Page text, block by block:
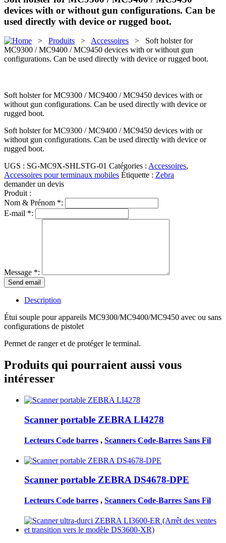
devices with or without gun configurations. Can be
used directly with device or rugged boot.
> Produits > Accessoires > Soft holster for
MC9300 / MC9400 / MC9450 devices with or without gun
configurations. Can be used directly with device or rugged boot.
Soft holster for MC9300 / MC9400 / MC9450 devices with or
without gun configurations. Can be used directly with device or
rugged boot.
Soft holster for MC9300 / MC9400 / MC9450 devices with or
without gun configurations. Can be used directly with device or
rugged boot.
UGS : SG-MC9X-SHLSTG-01 Catégories : Accessoires,
Accessoires pour terminaux mobiles Étiquette : Zebra
demander un devis
Produit :
Nom & Prénom *:
E-mail *:
Message *:
Description
Étui souple pour appareils MC9300/MC9400/MC9450 avec ou sans
configurations de pistolet
Permet de ranger et de protéger le terminal.
Produits qui pourraient aussi vous
intéresser
Scanner portable ZEBRA LI4278
Lecteurs Code barres , Scanners Code-Barres Sans Fil
Scanner portable ZEBRA DS4678-DPE
Lecteurs Code barres , Scanners Code-Barres Sans Fil